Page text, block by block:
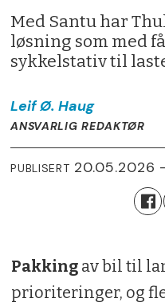
Med Santu har
løsning som med
sykkelstativ til
Leif Ø. Haug
ANSVARLIG REDAKTØR
PUBLISERT
Pakking av bil til
prioriteringer, og